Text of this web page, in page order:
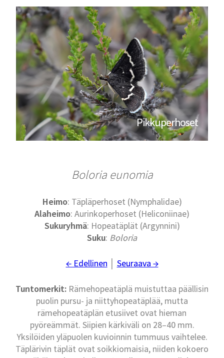
Pikkuperhoset
Boloria eunomia
Heimo: Täpläperhoset (Nymphalidae)
Alaheimo: Aurinkoperhoset (Heliconiinae)
Sukuryhmä: Hopeatäplät (Argynnini)
Suku: Boloria
← Edellinen Seuraava →
Tuntomerkit: Rämehopeatäplä muistuttaa päällisin
puolin pursu- ja niittyhopeatäplää, mutta
rämehopeatäplän etusiivet ovat hieman
pyöreämmät. Siipien kärkiväli on 28–40 mm.
Yksilöiden yläpuolen kuvioinnin tummuus vaihtelee.
Täplärivin täplät ovat soikkiomaisia, niiden kokoero